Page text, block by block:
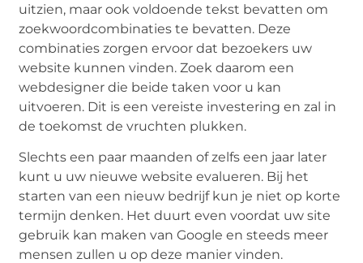
uitzien, maar ook voldoende tekst bevatten om
zoekwoordcombinaties te bevatten. Deze
combinaties zorgen ervoor dat bezoekers uw
website kunnen vinden. Zoek daarom een ​​
webdesigner die beide taken voor u kan
uitvoeren. Dit is een vereiste investering en zal in
de toekomst de vruchten plukken.
Slechts een paar maanden of zelfs een jaar later
kunt u uw nieuwe website evalueren. Bij het
starten van een nieuw bedrijf kun je niet op korte
termijn denken. Het duurt even voordat uw site
gebruik kan maken van Google en steeds meer
mensen zullen u op deze manier vinden.